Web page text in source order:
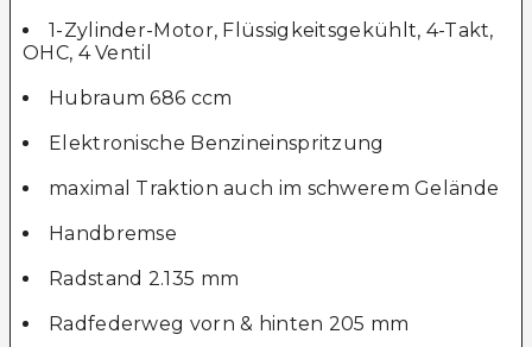
1-Zylinder-Motor, Flüssigkeitsgekühlt, 4-Takt,
OHC, 4 Ventil
Hubraum 686 ccm
Elektronische Benzineinspritzung
maximal Traktion auch im schwerem Gelände
Handbremse
Radstand 2.135 mm
Radfederweg vorn & hinten 205 mm